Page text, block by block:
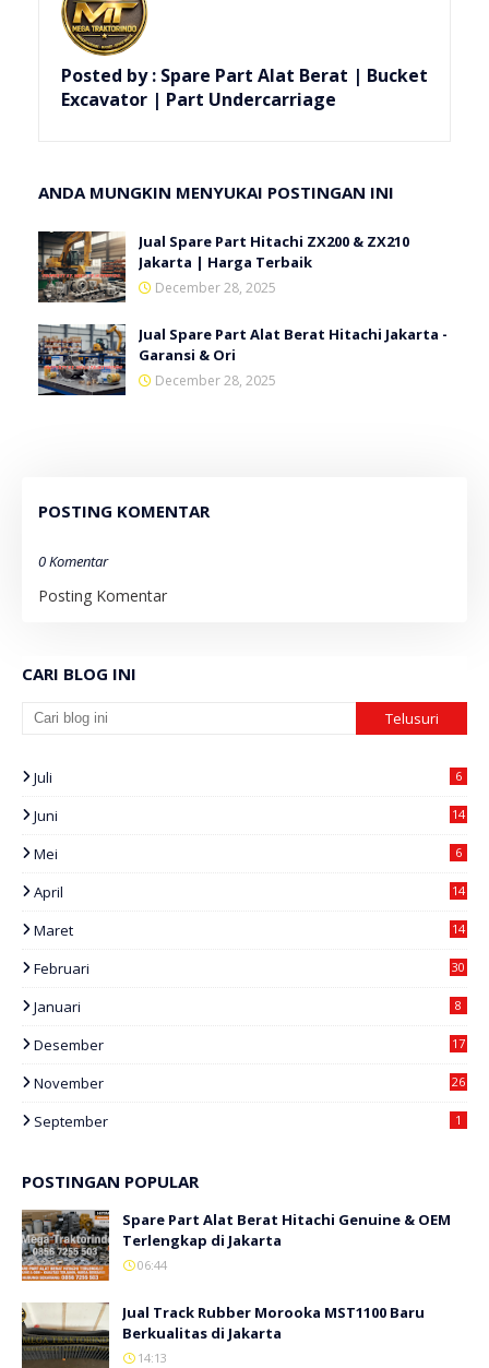
Posted by : Spare Part Alat Berat | Bucket
Excavator | Part Undercarriage
ANDA MUNGKIN MENYUKAI POSTINGAN INI
Jual Spare Part Hitachi ZX200 & ZX210
Jakarta | Harga Terbaik
December 28, 2025
Jual Spare Part Alat Berat Hitachi Jakarta -
Garansi & Ori
December 28, 2025
POSTING KOMENTAR
0 Komentar
Posting Komentar
CARI BLOG INI
Juli 6
Juni 14
Mei 6
April 14
Maret 14
Februari 30
Januari 8
Desember 17
November 26
September 1
POSTINGAN POPULAR
Spare Part Alat Berat Hitachi Genuine & OEM
Terlengkap di Jakarta
06:44
Jual Track Rubber Morooka MST1100 Baru
Berkualitas di Jakarta
14:13